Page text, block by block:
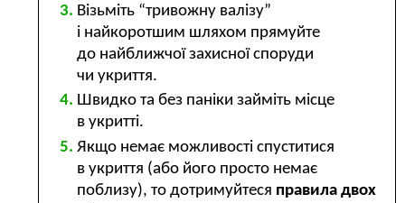
Візьміть “тривожну валізу”
і найкоротшим шляхом прямуйте
до найближчої захисної споруди
чи укриття.
Швидко та без паніки займіть місце
в укритті.
Якщо немає можливості спуститися
в укриття (або його просто немає
поблизу), то дотримуйтеся правила двох